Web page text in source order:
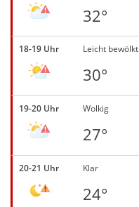
32°
18-19 Uhr Leicht bewölkt
30°
19-20 Uhr Wolkig
27°
20-21 Uhr Klar
24°